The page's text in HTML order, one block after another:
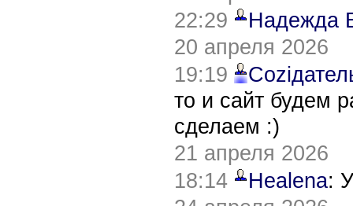
22:29
Надежда
20 апреля 2026
19:19
то и сайт будем
сделаем :)
21 апреля 2026
18:14
Healena: